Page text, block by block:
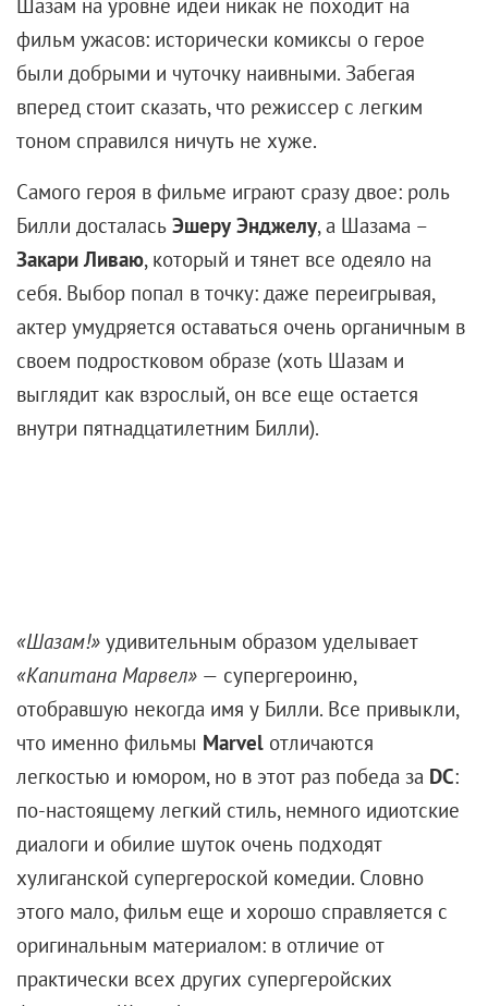
фильм ужасов: исторически комиксы о герое
были добрыми и чуточку наивными. Забегая
вперед стоит сказать, что режиссер с легким
тоном справился ничуть не хуже.
Самого героя в фильме играют сразу двое: роль
Билли досталась Эшеру Энджелу, а Шазама –
Закари Ливаю, который и тянет все одеяло на
себя. Выбор попал в точку: даже переигрывая,
актер умудряется оставаться очень органичным в
своем подростковом образе (хоть Шазам и
выглядит как взрослый, он все еще остается
внутри пятнадцатилетним Билли).
«Шазам!» удивительным образом уделывает
«Капитана Марвел» — супергероиню,
отобравшую некогда имя у Билли. Все привыкли,
что именно фильмы Marvel отличаются
легкостью и юмором, но в этот раз победа за DC:
по-настоящему легкий стиль, немного идиотские
диалоги и обилие шуток очень подходят
хулиганской супергероской комедии. Словно
этого мало, фильм еще и хорошо справляется с
оригинальным материалом: в отличие от
практически всех других супергеройских